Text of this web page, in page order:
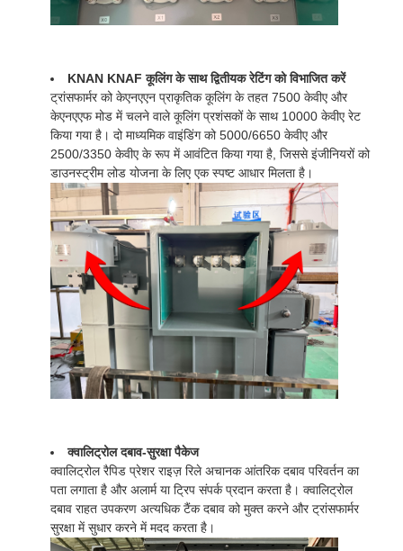
KNAN KNAF कूलिंग के साथ द्वितीयक रेटिंग को विभाजित करें
ट्रांसफार्मर को केएनएएन प्राकृतिक कूलिंग के तहत 7500 केवीए और
केएनएएफ मोड में चलने वाले कूलिंग प्रशंसकों के साथ 10000 केवीए रेट
किया गया है। दो माध्यमिक वाइंडिंग को 5000/6650 केवीए और
2500/3350 केवीए के रूप में आवंटित किया गया है, जिससे इंजीनियरों को
डाउनस्ट्रीम लोड योजना के लिए एक स्पष्ट आधार मिलता है।
क्वालिट्रोल दबाव-सुरक्षा पैकेज
क्वालिट्रोल रैपिड प्रेशर राइज़ रिले अचानक आंतरिक दबाव परिवर्तन का
पता लगाता है और अलार्म या ट्रिप संपर्क प्रदान करता है। क्वालिट्रोल
दबाव राहत उपकरण अत्यधिक टैंक दबाव को मुक्त करने और ट्रांसफार्मर
सुरक्षा में सुधार करने में मदद करता है।